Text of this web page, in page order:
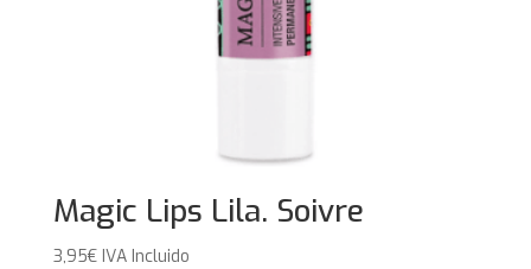
Magic Lips Lila. Soivre
3,95€ IVA Incluido